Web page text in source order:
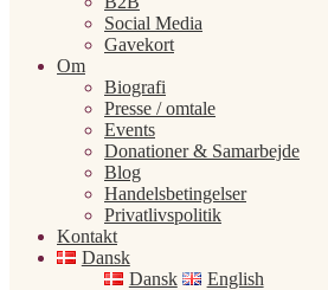
Social Media
Gavekort
Om
Biografi
Presse / omtale
Events
Donationer & Samarbejde
Blog
Handelsbetingelser
Privatlivspolitik
Kontakt
Dansk
Dansk
English